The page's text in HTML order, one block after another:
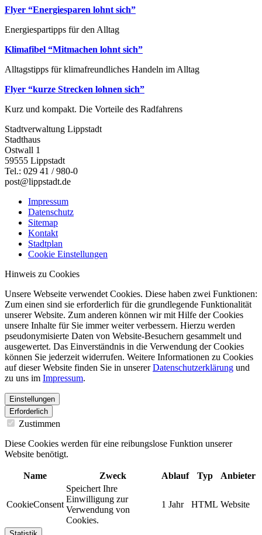
Flyer “Energiesparen lohnt sich”
Energiespartipps für den Alltag
Klimafibel “Mitmachen lohnt sich”
Alltagstipps für klimafreundliches Handeln im Alltag
Flyer “kurze Strecken lohnen sich”
Kurz und kompakt. Die Vorteile des Radfahrens
Stadtverwaltung Lippstadt
Stadthaus
Ostwall 1
59555 Lippstadt
Tel.: 029 41 / 980-0
post@lippstadt.de
Impressum
Datenschutz
Sitemap
Kontakt
Stadtplan
Cookie Einstellungen
Hinweis zu Cookies
Unsere Webseite verwendet Cookies. Diese haben zwei Funktionen:
Zum einen sind sie erforderlich für die grundlegende Funktionalität
unserer Website. Zum anderen können wir mit Hilfe der Cookies
unsere Inhalte für Sie immer weiter verbessern. Hierzu werden
pseudonymisierte Daten von Website-Besuchern gesammelt und
ausgewertet. Das Einverständnis in die Verwendung der Cookies
können Sie jederzeit widerrufen. Weitere Informationen zu Cookies
auf dieser Website finden Sie in unsererDatenschutzerklärung und
zu uns im Impressum.
Einstellungen
Erforderlich
Zustimmen
Diese Cookies werden für eine reibungslose Funktion unserer
Website benötigt.
Name Zweck Ablauf Typ Anbieter
CookieConsent
Speichert Ihre
Einwilligung zur
Verwendung von
Cookies.
1 Jahr HTML Website